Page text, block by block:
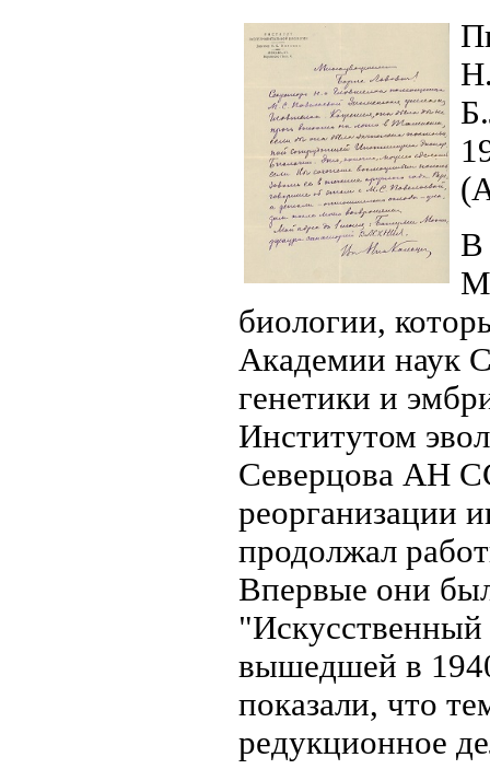
В
биологии,
Академии наук
генетики и
Институтом
Северцова АН
реорганизации
продолжал
Впервые они
"Искусственный
вышедшей в
показали, что
редукционное